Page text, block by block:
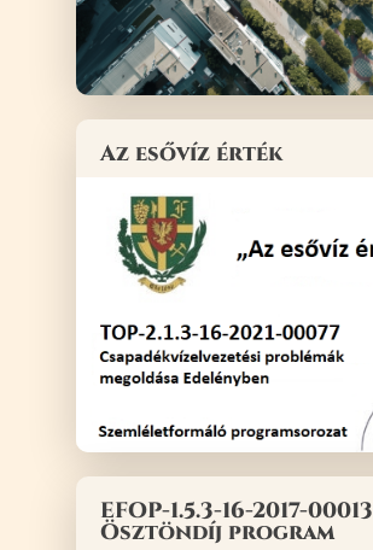
Az esővíz érték
EFOP-1.5.3-16-2017-00013
Ösztöndíj program